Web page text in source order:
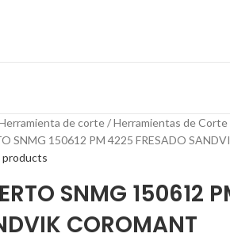
de corte Herramientas de Corte
SNMG 150612 PM 4225 FRESADO
products
SNMG 150612
COROMANT